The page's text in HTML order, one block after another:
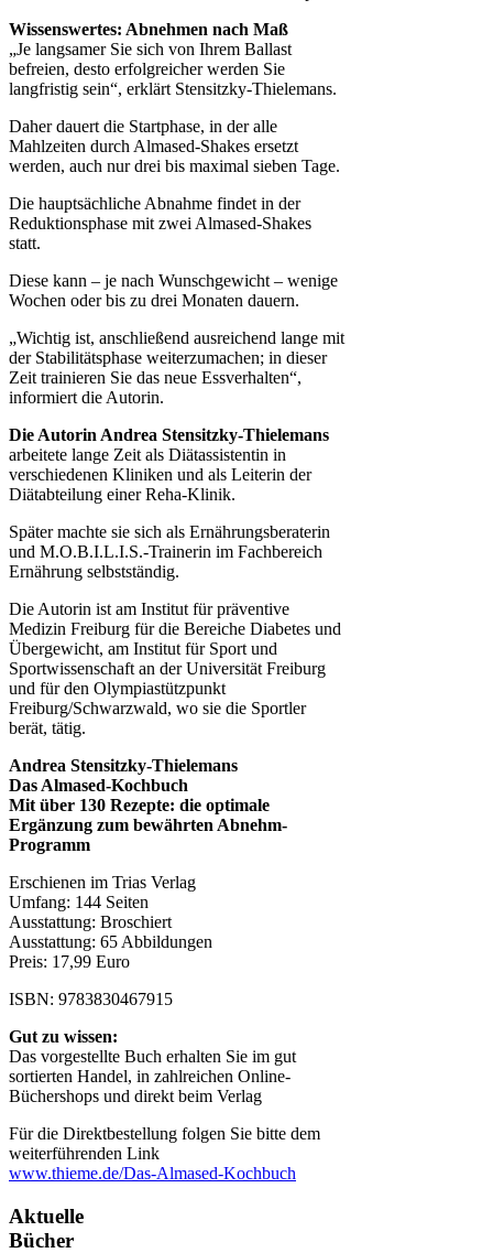
Wissenswertes: Abnehmen nach Maß
„Je langsamer Sie sich von Ihrem Ballast
befreien, desto erfolgreicher werden Sie
langfristig sein“, erklärt Stensitzky-Thielemans.
Daher dauert die Startphase, in der alle
Mahlzeiten durch Almased-Shakes ersetzt
werden, auch nur drei bis maximal sieben Tage.
Die hauptsächliche Abnahme findet in der
Reduktionsphase mit zwei Almased-Shakes
statt.
Diese kann – je nach Wunschgewicht – wenige
Wochen oder bis zu drei Monaten dauern.
„Wichtig ist, anschließend ausreichend lange mit
der Stabilitätsphase weiterzumachen; in dieser
Zeit trainieren Sie das neue Essverhalten“,
informiert die Autorin.
Die Autorin Andrea Stensitzky-Thielemans
arbeitete lange Zeit als Diätassistentin in
verschiedenen Kliniken und als Leiterin der
Diätabteilung einer Reha-Klinik.
Später machte sie sich als Ernährungsberaterin
und M.O.B.I.L.I.S.-Trainerin im Fachbereich
Ernährung selbstständig.
Die Autorin ist am Institut für präventive
Medizin Freiburg für die Bereiche Diabetes und
Übergewicht, am Institut für Sport und
Sportwissenschaft an der Universität Freiburg
und für den Olympiastützpunkt
Freiburg/Schwarzwald, wo sie die Sportler
berät, tätig.
Andrea Stensitzky-Thielemans
Das Almased-Kochbuch
Mit über 130 Rezepte: die optimale
Ergänzung zum bewährten Abnehm-
Programm
Erschienen im Trias Verlag
Umfang: 144 Seiten
Ausstattung: Broschiert
Ausstattung: 65 Abbildungen
Preis: 17,99 Euro
ISBN: 9783830467915
Gut zu wissen:
Das vorgestellte Buch erhalten Sie im gut
sortierten Handel, in zahlreichen Online-
Büchershops und direkt beim Verlag
Für die Direktbestellung folgen Sie bitte dem
weiterführenden Link
www.thieme.de/Das-Almased-Kochbuch
Aktuelle
Bücher